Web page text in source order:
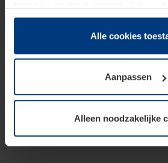
hun diensten hebben verzameld.
Juridisch hebben wij het recht om
van deze pagina's absoluut vereist
soorten cookies is uw toestemming
toestemming kunt u op elk moment
wijzigen of herroepen.
Alle cookies
Aanpassen
Alleen noodzakelijke